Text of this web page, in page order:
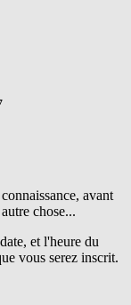
avant
chose...
et l'heure du
vous serez inscrit.